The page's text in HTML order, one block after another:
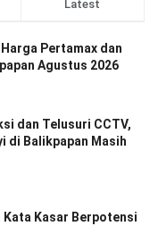
Latest
Pertamax dan
Agustus 2026
dan Telusuri CCTV,
di Balikpapan Masih
Kata Kasar Berpotensi